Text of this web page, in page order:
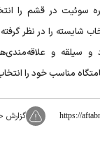
سوئیت در قشم را
شایسته را در نظر
و
مناسب خود را
https:// گزارش